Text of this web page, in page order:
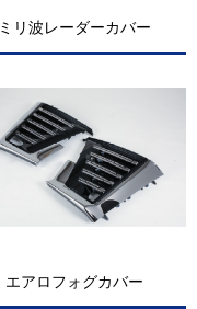
ミリ波レーダーカバー
エアロフォグカバー